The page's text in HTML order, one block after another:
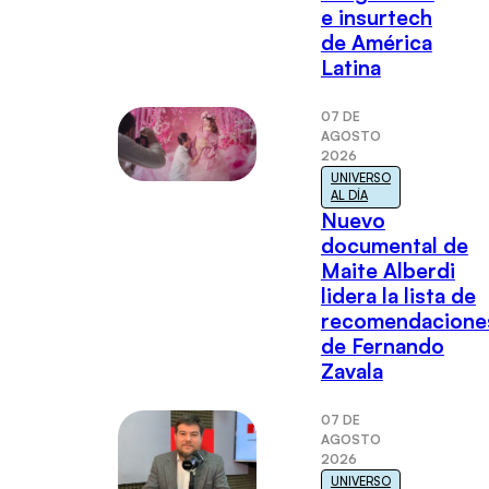
e insurtech
de América
Latina
07 DE
AGOSTO
2026
UNIVERSO
AL DÍA
Nuevo
documental de
Maite Alberdi
lidera la lista de
de Fernando
Zavala
07 DE
AGOSTO
2026
UNIVERSO